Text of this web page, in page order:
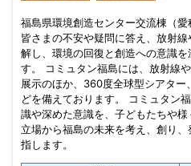
福島県環境創造センター交流棟（
皆さまの不安や疑問に答え、放射
解し、環境の回復と創造への意識
す。 コミュタン福島には、放射線
展示のほか、360度全球型シアタ
どを備えております。 コミュタン
識や深めた意識を、子どもたちや
立場から福島の未来を考え、創り
指します。